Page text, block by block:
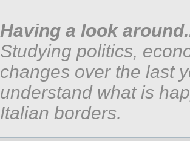
Having a look
Studying politics,
changes over the last
understand what is
Italian borders.